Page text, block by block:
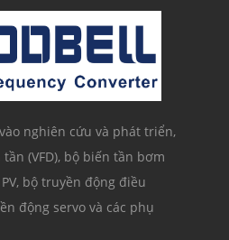
nghiên cứu và phát triển,
(VFD), bộ biến tần bơm
bộ truyền động điều
động servo và các phụ